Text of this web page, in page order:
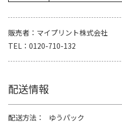
販売者
マイプリント株式会社
TEL
0120-710-132
配送情報
配送方法
ゆうパック